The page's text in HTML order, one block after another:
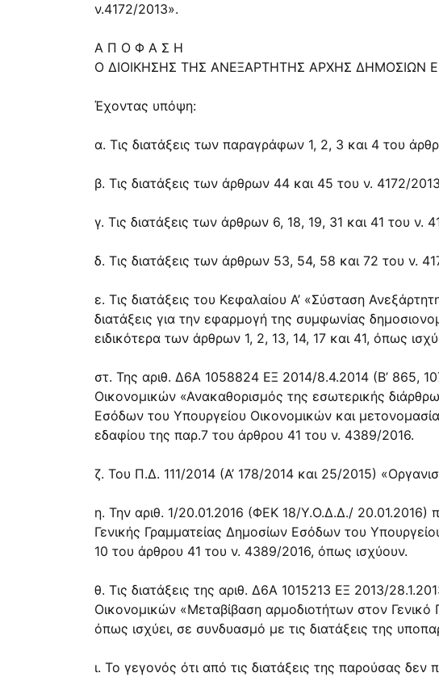
ν.4172/2013».
Α Π Ο Φ Α Σ Η
O ΔΙΟΙΚΗΣΗΣ ΤΗΣ ΑΝΕΞΑΡΤΗΤΗΣ ΑΡΧΗΣ ΔΗΜΟΣΙΩΝ
Έχοντας υπόψη:
α. Τις διατάξεις των παραγράφων 1, 2, 3 και 4 του
β. Τις διατάξεις των άρθρων 44 και 45 του ν. 4172/
γ. Τις διατάξεις των άρθρων 6, 18, 19, 31 και 41 του ν.
δ. Τις διατάξεις των άρθρων 53, 54, 58 και 72 του ν.
ε. Τις διατάξεις του Κεφαλαίου Α’ «Σύσταση
διατάξεις για την εφαρμογή της συμφωνίας
ειδικότερα των άρθρων 1, 2, 13, 14, 17 και 41, όπως
στ. Της αριθ. Δ6Α 1058824 ΕΞ 2014/8.4.2014 (Β’ 865,
Οικονομικών «Ανακαθορισμός της εσωτερικής
Εσόδων του Υπουργείου Οικονομικών και
εδαφίου της παρ.7 του άρθρου 41 του ν. 4389/2016.
ζ. Του Π.Δ. 111/2014 (Α’ 178/2014 και 25/2015)
η. Την αριθ. 1/20.01.2016 (ΦΕΚ 18/Υ.Ο.Δ.Δ./ 20.01.2016)
Γενικής Γραμματείας Δημοσίων Εσόδων του
10 του άρθρου 41 του ν. 4389/2016, όπως ισχύουν.
θ. Τις διατάξεις της αριθ. Δ6Α 1015213 ΕΞ 2013/
Οικονομικών «Μεταβίβαση αρμοδιοτήτων στον
όπως ισχύει, σε συνδυασμό με τις διατάξεις της
ι. Το γεγονός ότι από τις διατάξεις της παρούσας